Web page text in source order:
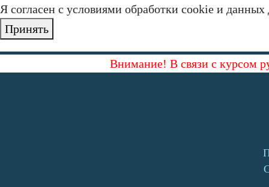
Я согласен с условиями обработки cookie и
Принять
Внимание! В связи с курсом